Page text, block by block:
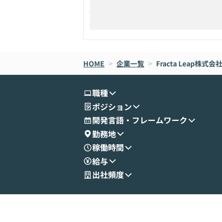
HOME > 企業一覧 > Fracta Leap株式会社
職種
ポジション
開発言語・フレームワーク
勤務地
稼働時間
給与
出社頻度